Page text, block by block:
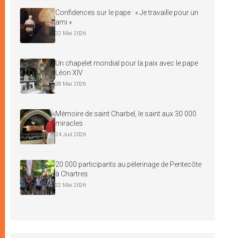
Confidences sur le pape : « Je travaille pour un
ami »
22 Mai 2026
Un chapelet mondial pour la paix avec le pape
Léon XIV
28 Mai 2026
Mémoire de saint Charbel, le saint aux 30 000
miracles
24 Juil 2026
20 000 participants au pèlerinage de Pentecôte
à Chartres
22 Mai 2026